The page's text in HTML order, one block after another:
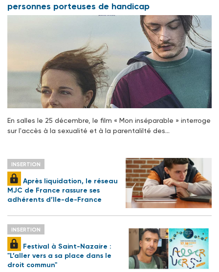
personnes porteuses de handicap
En salles le 25 décembre, le film « Mon inséparable » interroge
sur l'accès à la sexualité et à la parentalilté des…
INSERTION
Après liquidation, le réseau
MJC de France rassure ses
adhérents d’Ile-de-France
INSERTION
Festival à Saint-Nazaire :
"L’aller vers a sa place dans le
droit commun"